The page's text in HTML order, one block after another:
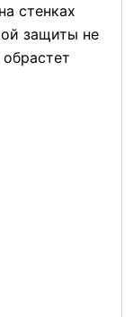
стенках
защиты не